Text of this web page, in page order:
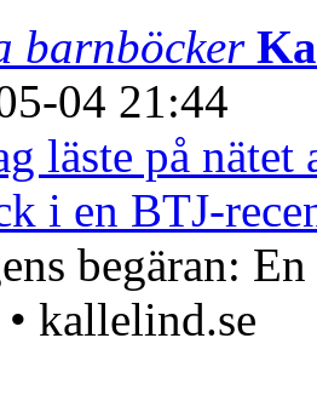
barnböcker
04 21:44
läste på nätet
i en BTJ-
begäran:
kallelind.se